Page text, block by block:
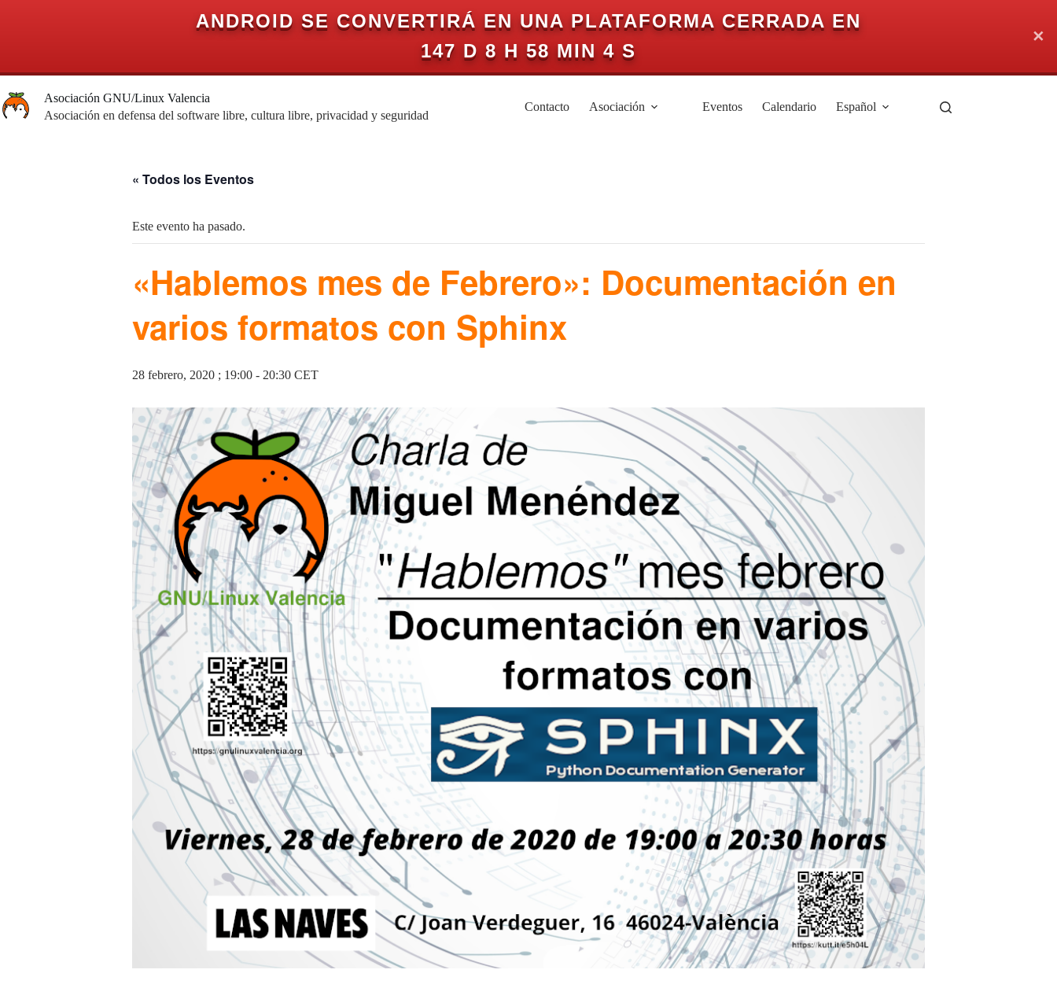
ANDROID SE CONVERTIRÁ EN UNA PLATAFORMA CERRADA EN
147 D 8 H 58 MIN 4 S
✕
al
contenido
Asociación GNU/Linux Valencia
Asociación en defensa del software libre, cultura libre, privacidad y seguridad
Contacto Asociación Eventos Calendario Español
« Todos los Eventos
Este evento ha pasado.
«Hablemos mes de Febrero»: Documentación en
varios formatos con Sphinx
28 febrero, 2020 ; 19:00 - 20:30 CET